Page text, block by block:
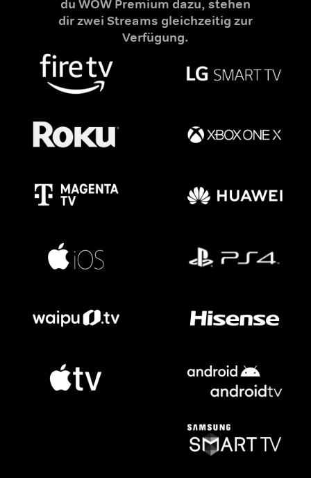
du WOW Premium dazu, stehen
dir zwei Streams gleichzeitig zur
Verfügung.